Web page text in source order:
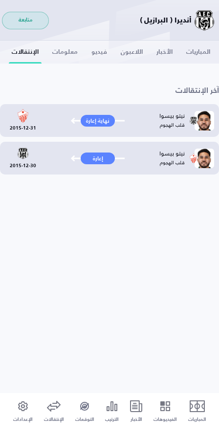
أنديرا ( البرازيل ) متابعة
المباريات الأخبار اللاعبون فيديو معلومات الإنتقالات
آخر الإنتقالات
نيتو بيسوا
قلب الهجوم نهاية إعارة
2015-12-31
نيتو بيسوا
قلب الهجوم إعارة
2015-12-30
المباريات الفيديوهات الأخبار الترتيب التوقعات الإنتقالات الإعدادات